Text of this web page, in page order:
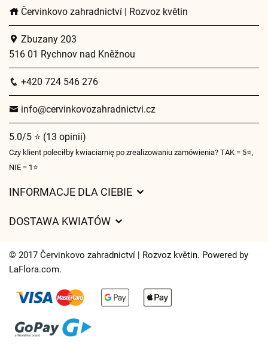
Červinkovo zahradnictví | Rozvoz květin
Zbuzany 203
516 01 Rychnov nad Kněžnou
+420 724 546 276
info@cervinkovozahradnictvi.cz
5.0/5 ⭐ (13 opinii)
Czy klient poleciłby kwiaciarnię po zrealizowaniu zamówienia? TAK = 5⭐,
NIE = 1⭐
INFORMACJE DLA CIEBIE
Czasy dostawy kwiatów – przegląd możliwości
DOSTAWA KWIATÓW
Gdzie dostarczamy kwiaty
Kontakt
© 2017 Červinkovo zahradnictví | Rozvoz květin. Powered by
LaFlora.com.